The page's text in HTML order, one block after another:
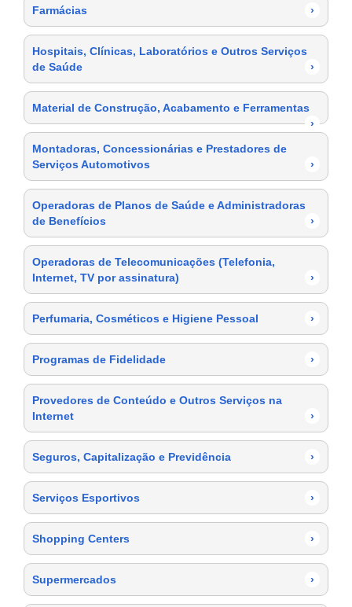
Farmácias ›
Hospitais, Clínicas, Laboratórios e Outros Serviços
de Saúde
›
Material de Construção, Acabamento e Ferramentas
›
Montadoras, Concessionárias e Prestadores de
Serviços Automotivos
›
Operadoras de Planos de Saúde e Administradoras
de Benefícios
›
Operadoras de Telecomunicações (Telefonia,
Internet, TV por assinatura)
›
Perfumaria, Cosméticos e Higiene Pessoal ›
Programas de Fidelidade ›
Provedores de Conteúdo e Outros Serviços na
Internet
›
Seguros, Capitalização e Previdência ›
Serviços Esportivos ›
Shopping Centers ›
Supermercados ›